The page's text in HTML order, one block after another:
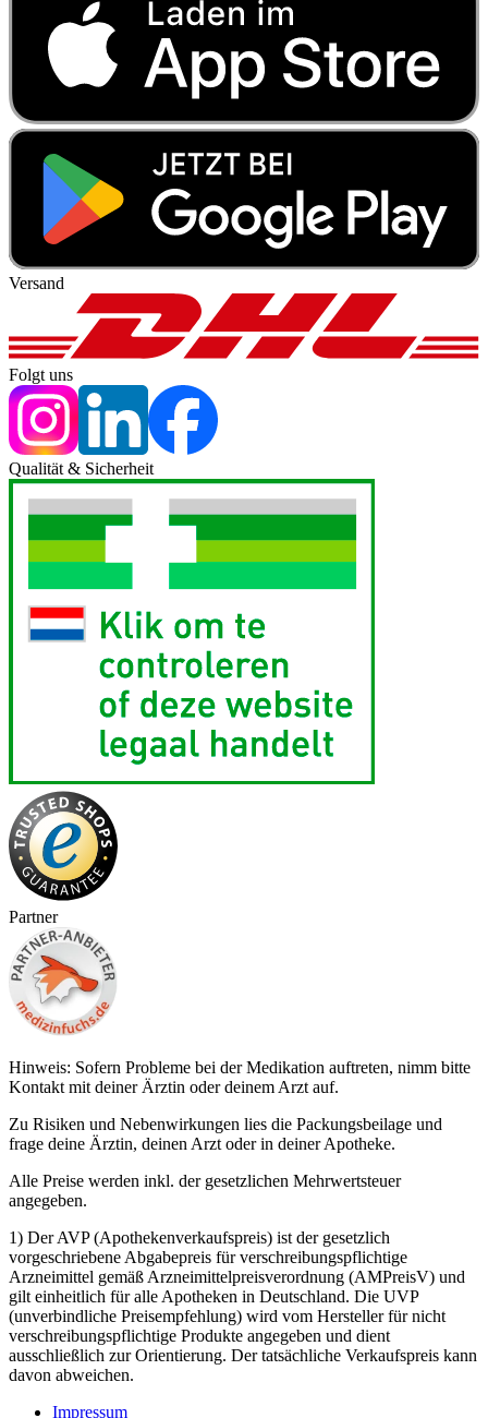
Versand
Folgt uns
Qualität & Sicherheit
Partner
Hinweis: Sofern Probleme bei der Medikation auftreten, nimm bitte
Kontakt mit deiner Ärztin oder deinem Arzt auf.
Zu Risiken und Nebenwirkungen lies die Packungsbeilage und
frage deine Ärztin, deinen Arzt oder in deiner Apotheke.
Alle Preise werden inkl. der gesetzlichen Mehrwertsteuer
angegeben.
1) Der AVP (Apothekenverkaufspreis) ist der gesetzlich
vorgeschriebene Abgabepreis für verschreibungspflichtige
Arzneimittel gemäß Arzneimittelpreisverordnung (AMPreisV) und
gilt einheitlich für alle Apotheken in Deutschland. Die UVP
(unverbindliche Preisempfehlung) wird vom Hersteller für nicht
verschreibungspflichtige Produkte angegeben und dient
ausschließlich zur Orientierung. Der tatsächliche Verkaufspreis kann
davon abweichen.
Impressum